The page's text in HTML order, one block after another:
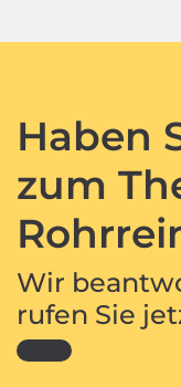
Haben
zum
Wir
rufen Sie